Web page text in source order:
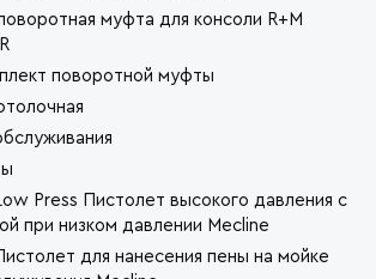
муфта для консоли R+M
поворотной муфты
Press Пистолет высокого давления с
при низком давлении Mecline
для нанесения пены на мойке